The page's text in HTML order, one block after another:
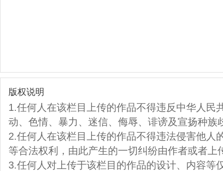
版权说明
1.任何人在该栏目上传的作品不得违反中华人民
动、色情、暴力、迷信、侮辱、诽谤及宣扬种族
2.任何人在该栏目上传的作品不得违法侵害他人
等合法权利，由此产生的一切纠纷由作者或者上
3.任何人对上传于该栏目的作品的设计、内容等